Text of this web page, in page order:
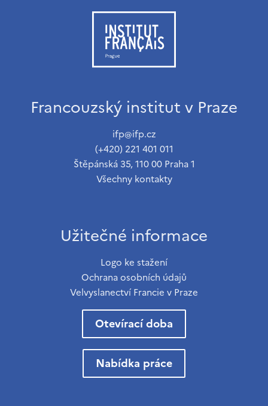
Francouzský institut v Praze
ifp@ifp.cz
(+420) 221 401 011
Štěpánská 35, 110 00 Praha 1
Všechny kontakty
Užitečné informace
Logo ke stažení
Ochrana osobních údajů
Velvyslanectví Francie v Praze
Otevírací doba
Nabídka práce